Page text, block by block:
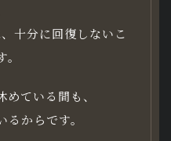
十分に回復しないこ
ている間も、
からです。